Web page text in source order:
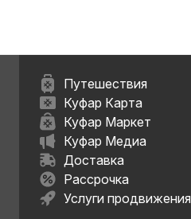
Путешествия
Куфар Карта
Куфар Маркет
Куфар Медиа
Доставка
Рассрочка
Услуги продвижения